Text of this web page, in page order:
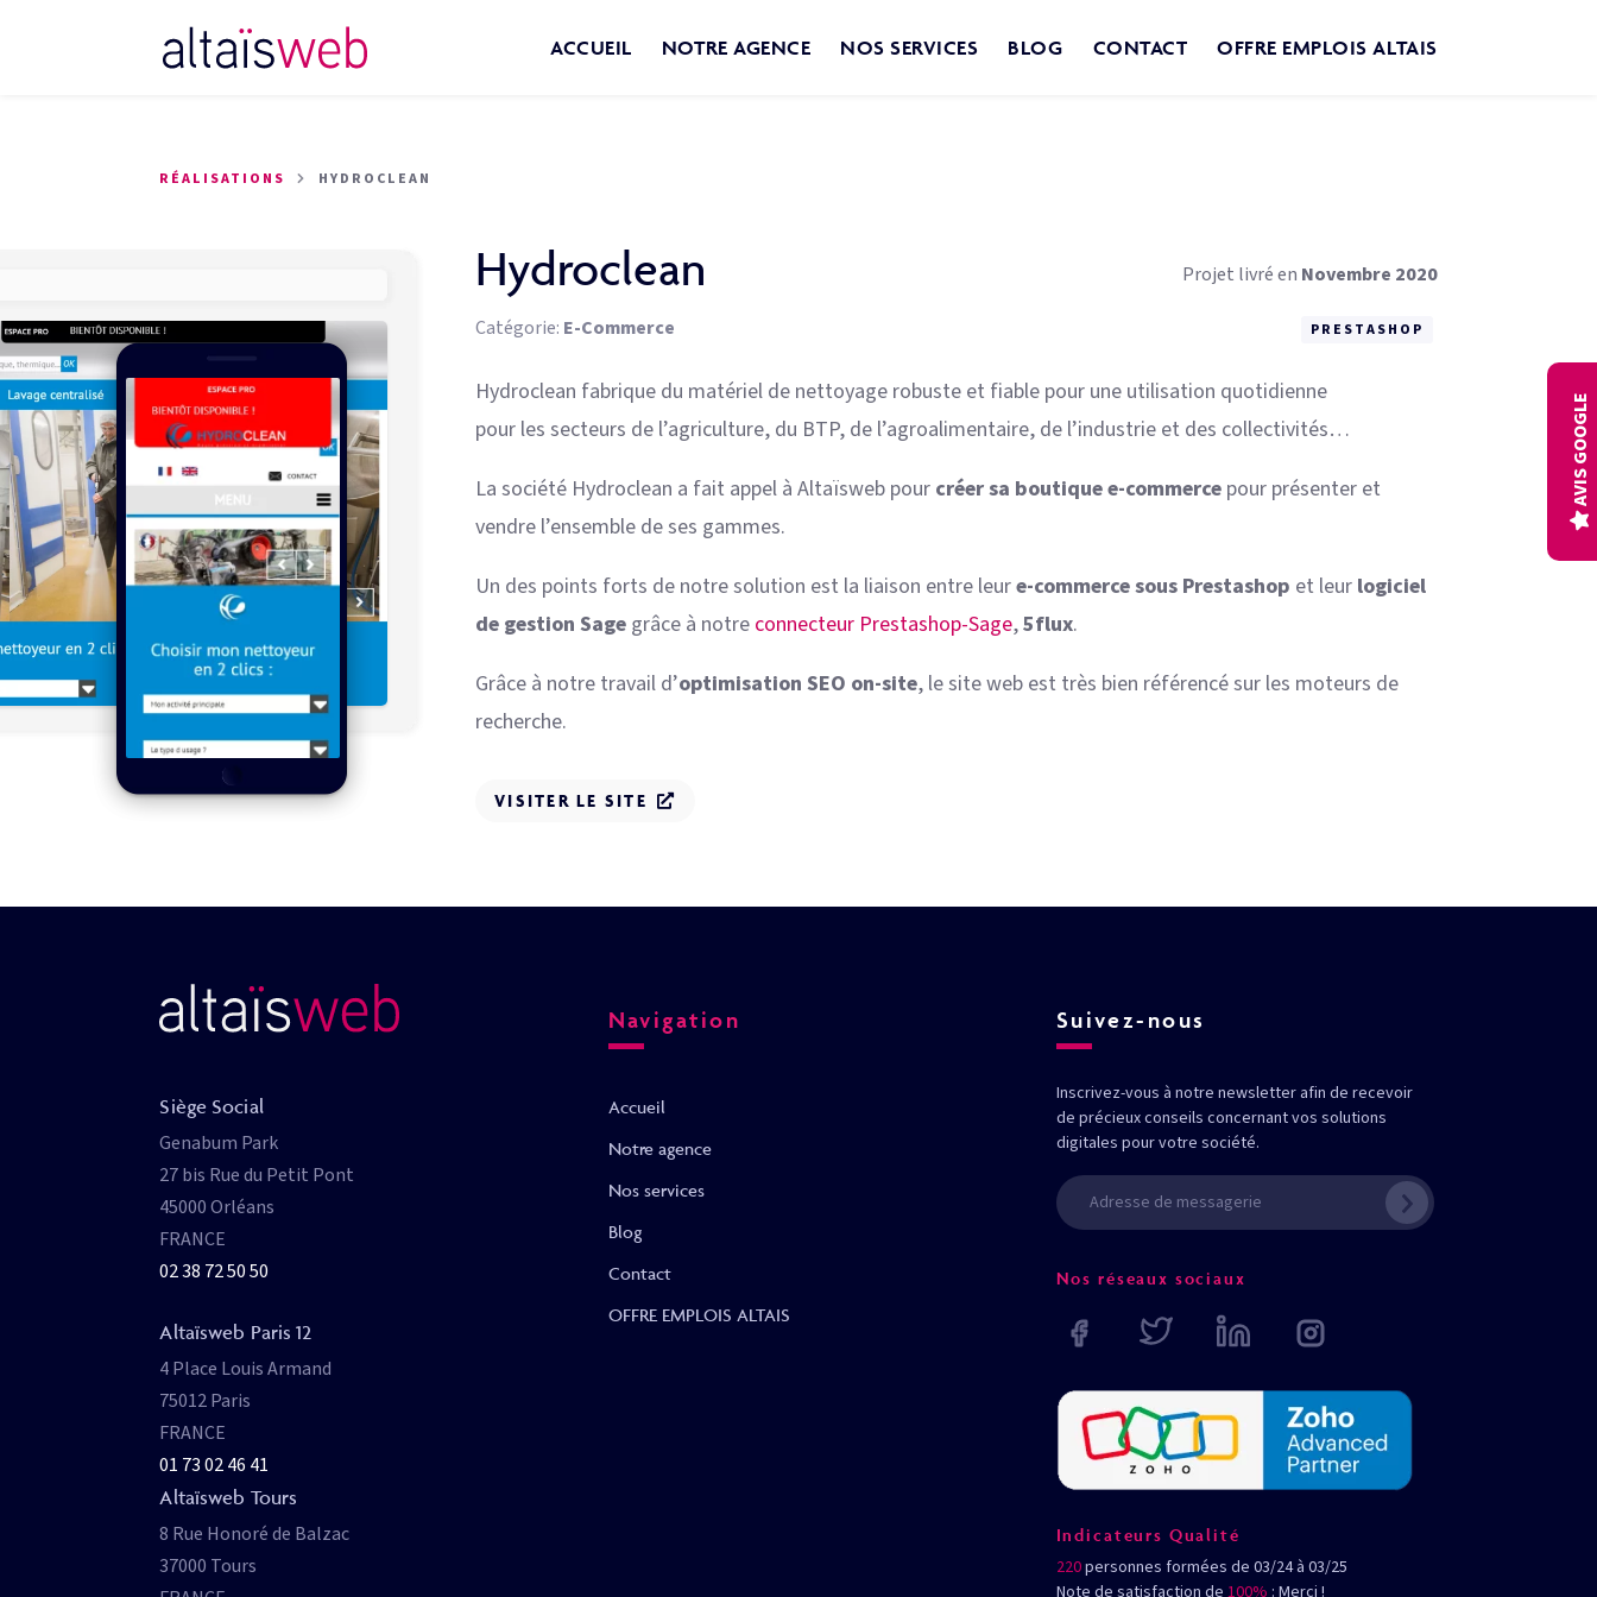
AVIS GOOGLE
ACCUEIL NOTRE AGENCE NOS SERVICES BLOG CONTACT OFFRE EMPLOIS ALTAIS
RÉALISATIONS HYDROCLEAN
Hydroclean Projet livré en Novembre 2020
Catégorie: E-Commerce PRESTASHOP
Hydroclean fabrique du matériel de nettoyage robuste et fiable pour une utilisation quotidienne
pour les secteurs de l’agriculture, du BTP, de l’agroalimentaire, de l’industrie et des collectivités…
La société Hydroclean a fait appel à Altaïsweb pour créer sa boutique e-commercepour présenter et
vendre l’ensemble de ses gammes.
Un des points forts de notre solution est la liaison entre leure-commerce sous Prestashop et leur logiciel
de gestion Sagegrâce à notre connecteur Prestashop-Sage,5flux.
Grâce à notre travail d’optimisation SEO on-site, le site web est très bien référencé sur les moteurs de
recherche.
VISITER LE SITE
Siège Social
Genabum Park
27 bis Rue du Petit Pont
45000 Orléans
FRANCE
02 38 72 50 50
Altaïsweb Paris 12
4 Place Louis Armand
75012 Paris
FRANCE
01 73 02 46 41
Altaïsweb Tours
8 Rue Honoré de Balzac
37000 Tours
Navigation
Accueil
Notre agence
Nos services
Blog
Contact
OFFRE EMPLOIS ALTAIS
Suivez-nous
Inscrivez-vous à notre newsletter afin de recevoir
de précieux conseils concernant vos solutions
digitales pour votre société.
Nos réseaux sociaux
Indicateurs Qualité
220personnes formées de 03/24 à 03/25
Note de satisfaction de 100% : Merci !